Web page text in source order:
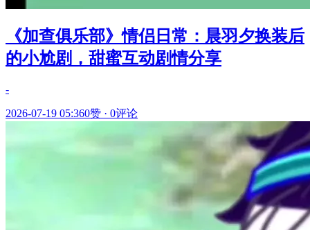
《加查俱乐部》情侣日常：晨羽夕换装后
的小尬剧，甜蜜互动剧情分享
-
2026-07-19 05:360赞 · 0评论